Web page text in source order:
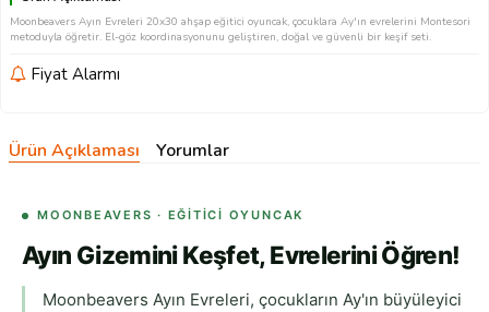
Moonbeavers Ayın Evreleri 20x30 ahşap eğitici oyuncak, çocuklara Ay'ın evrelerini Montesori
metoduyla öğretir. El-göz koordinasyonunu geliştiren, doğal ve güvenli bir keşif seti.
Fiyat Alarmı
Ürün Açıklaması Yorumlar
MOONBEAVERS · EĞITICI OYUNCAK
Ayın Gizemini Keşfet, Evrelerini Öğren!
Moonbeavers Ayın Evreleri, çocukların Ay'ın büyüleyici